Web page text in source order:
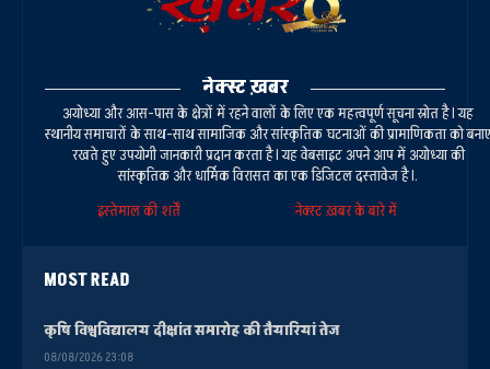
नेक्स्ट ख़बर
अयोध्या और आस-पास के क्षेत्रों में रहने वालों के लिए एक महत्वपूर्ण सूचना स्रोत है। यह
स्थानीय समाचारों के साथ-साथ सामाजिक और सांस्कृतिक घटनाओं की प्रामाणिकता को बनाए
रखते हुए उपयोगी जानकारी प्रदान करता है। यह वेबसाइट अपने आप में अयोध्या की
सांस्कृतिक और धार्मिक विरासत का एक डिजिटल दस्तावेज है।.
इस्तेमाल की शर्तें
नेक्स्ट ख़बर के बारे में
MOST READ
कृषि विश्वविद्यालय दीक्षांत समारोह की तैयारियां तेज
08/08/2026 23:08